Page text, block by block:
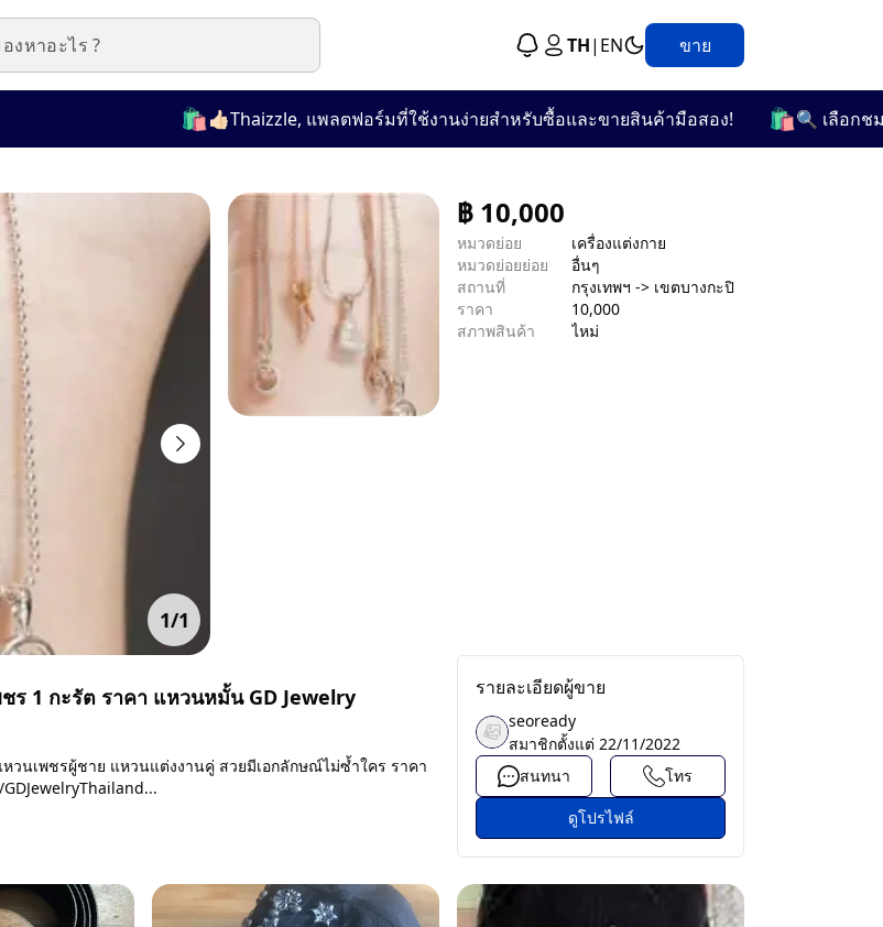
TH| EN ขาย
👍🏻Thaizzle, แพลตฟอร์มที่ใช้งานง่ายสำหรับซื้อและขายสินค้ามือสอง! 🛍️ 🔍 เลือกชมจา
1/1
฿ 10,000
หมวดย่อย
เครื่องแต่งกาย
หมวดย่อยย่อย
อื่นๆ
สถานที่
กรุงเทพฯ -> เขตบางกะปิ
ราคา
10,000
สภาพสินค้า
ไหม่
ร 1 กะรัต ราคา แหวนหมั้น GD Jewelry
วนเพชรผู้ชาย แหวนแต่งงานคู่ สวยมีเอกลักษณ์ไม่ซ้ำใคร ราคา
รายละเอียดผู้ขาย
seoready
สมาชิกตั้งแต่ 22/11/2022
สนทนา
โทร
ดูโปรไฟล์